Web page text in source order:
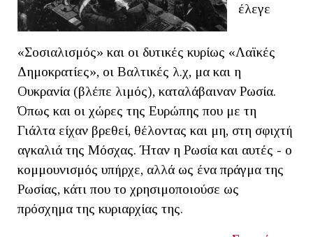
έλεγε
«Σοσιαλισμός» και οι δυτικές κυρίως «Λαϊκές
Δημοκρατίες», οι Βαλτικές λ.χ, μα και η
Ουκρανία (βλέπε λιμός), καταλάβαιναν Ρωσία.
Όπως και οι χώρες της Ευρώπης που με τη
Γιάλτα είχαν βρεθεί, θέλοντας και μη, στη σφιχτή
αγκαλιά της Μόσχας. Ήταν η Ρωσία και αυτές - ο
κομμουνισμός υπήρχε, αλλά ως ένα πράγμα της
Ρωσίας, κάτι που το χρησιμοποιούσε ως
πρόσχημα της κυριαρχίας της.